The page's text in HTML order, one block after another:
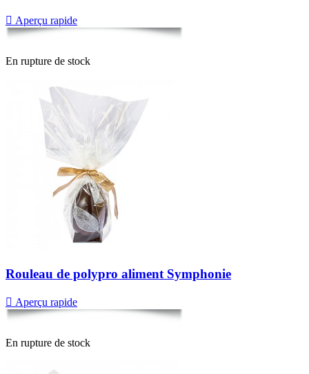
 Aperçu rapide
En rupture de stock
Rouleau de polypro aliment Symphonie
 Aperçu rapide
En rupture de stock